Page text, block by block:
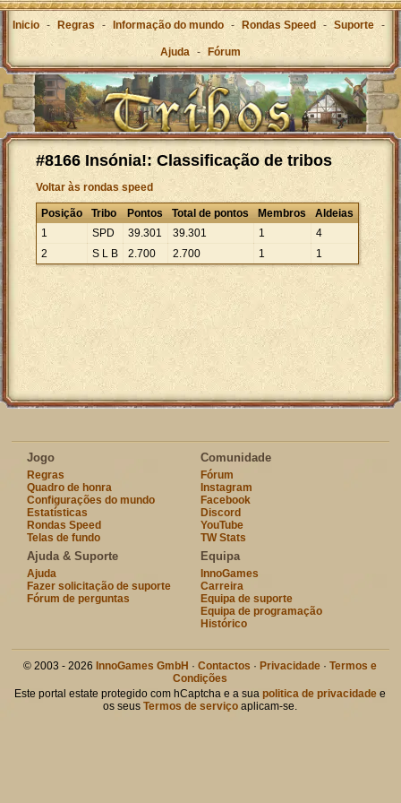
Inicio - Regras - Informação do mundo - Rondas Speed - Suporte -
Ajuda - Fórum
#8166 Insónia!: Classificação de tribos
Voltar às rondas speed
Posição Tribo Pontos Total de pontos Membros
Aldeias
1
SPD 39.301 39.301 1
4
2
S L B 2.700 2.700 1 1
Jogo
Regras
Quadro de honra
Configurações do mundo
Estatísticas
Rondas Speed
Telas de fundo
Comunidade
Fórum
Instagram
Facebook
Discord
YouTube
TW Stats
Ajuda & Suporte
Ajuda
Fazer solicitação de suporte
Fórum de perguntas
Equipa
InnoGames
Carreira
Equipa de suporte
Equipa de programação
Histórico
© 2003 - 2026 InnoGames GmbH ·Contactos · Privacidade ·Termos e
Condições
Este portal estate protegido com hCaptcha e a suapolitica de privacidade e
os seusTermos de serviço aplicam-se.